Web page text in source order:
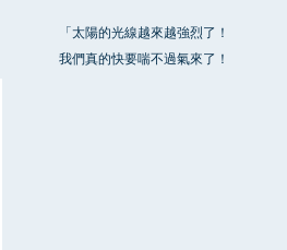
「太陽的光線越來越強烈了！
我們真的快要喘不過氣來了！